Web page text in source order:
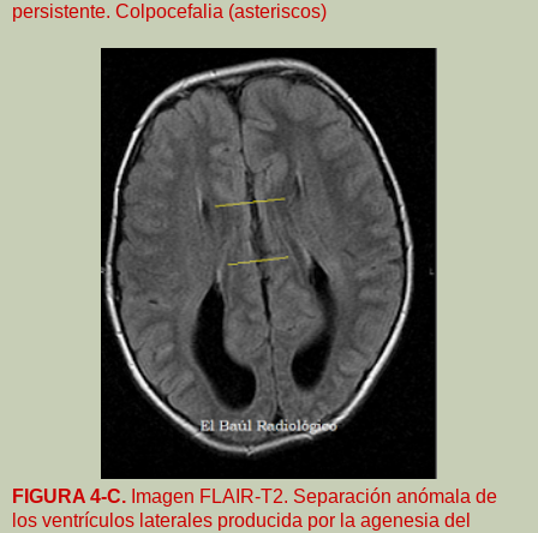
persistente. Colpocefalia (asteriscos)
FIGURA 4-C. Imagen FLAIR-T2. Separación anómala de
los ventrículos laterales producida por la agenesia del